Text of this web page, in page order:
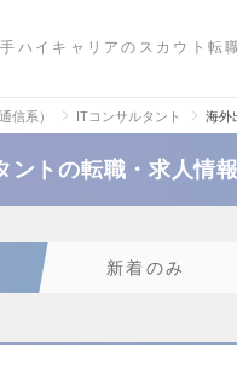
ハイキャリアのスカウト転職
信系） ITコンサルタント 海外
ントの転職・求人情報
新着のみ